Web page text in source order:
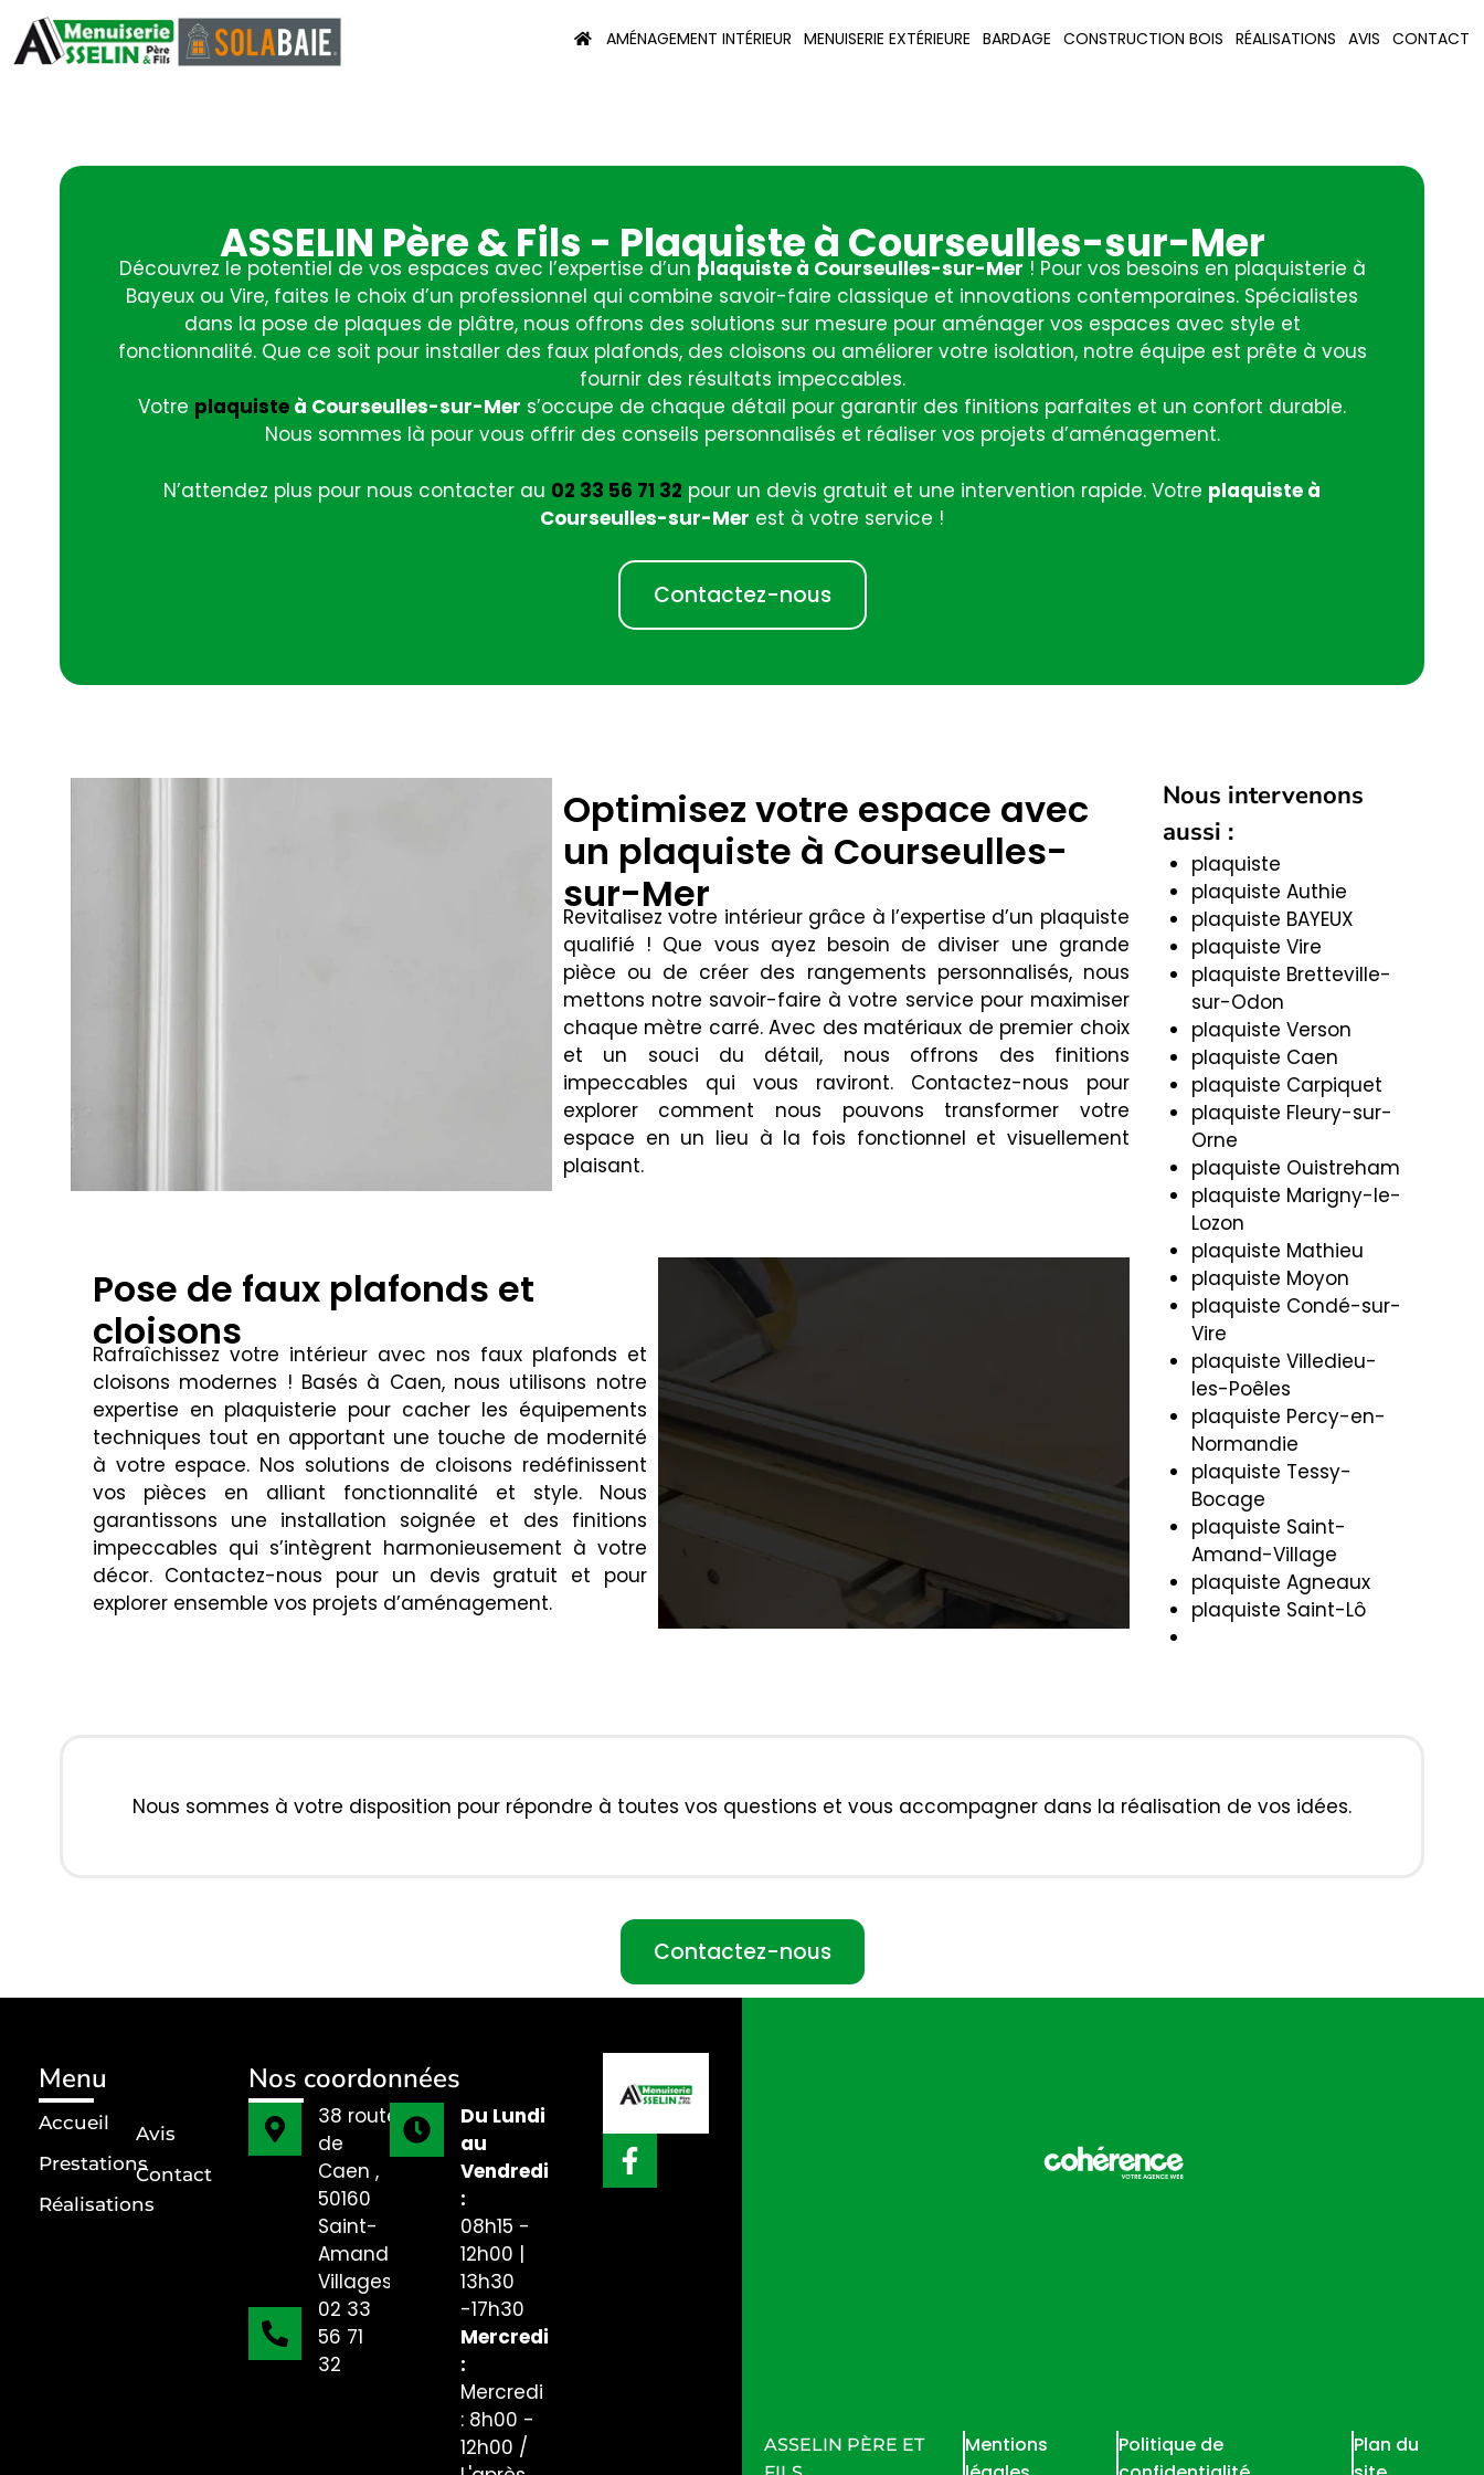
AMÉNAGEMENT INTÉRIEUR MENUISERIE EXTÉRIEURE BARDAGE CONSTRUCTION BOIS RÉALISATIONS AVIS CONTACT
ASSELIN Père & Fils - Plaquiste à Courseulles-sur-Mer
Découvrez le potentiel de vos espaces avec l’expertise d’un plaquiste à Courseulles-sur-Mer ! Pour vos besoins en plaquisterie à
Bayeux ou Vire, faites le choix d’un professionnel qui combine savoir-faire classique et innovations contemporaines. Spécialistes
dans la pose de plaques de plâtre, nous offrons des solutions sur mesure pour aménager vos espaces avec style et
fonctionnalité. Que ce soit pour installer des faux plafonds, des cloisons ou améliorer votre isolation, notre équipe est prête à vous
fournir des résultats impeccables.
Votre plaquiste à Courseulles-sur-Mer s’occupe de chaque détail pour garantir des finitions parfaites et un confort durable.
Nous sommes là pour vous offrir des conseils personnalisés et réaliser vos projets d’aménagement.
N’attendez plus pour nous contacter au 02 33 56 71 32 pour un devis gratuit et une intervention rapide. Votre plaquiste à
Courseulles-sur-Mer est à votre service !
Contactez-nous
Optimisez votre espace avec
un plaquiste à Courseulles-
sur-Mer
Revitalisez votre intérieur grâce à l’expertise d’un plaquiste
qualifié ! Que vous ayez besoin de diviser une grande
pièce ou de créer des rangements personnalisés, nous
mettons notre savoir-faire à votre service pour maximiser
chaque mètre carré. Avec des matériaux de premier choix
et un souci du détail, nous offrons des finitions
impeccables qui vous raviront. Contactez-nous pour
explorer comment nous pouvons transformer votre
espace en un lieu à la fois fonctionnel et visuellement
plaisant.
Pose de faux plafonds et
cloisons
Rafraîchissez votre intérieur avec nos faux plafonds et
cloisons modernes ! Basés à Caen, nous utilisons notre
expertise en plaquisterie pour cacher les équipements
techniques tout en apportant une touche de modernité
à votre espace. Nos solutions de cloisons redéfinissent
vos pièces en alliant fonctionnalité et style. Nous
garantissons une installation soignée et des finitions
impeccables qui s’intègrent harmonieusement à votre
décor. Contactez-nous pour un devis gratuit et pour
explorer ensemble vos projets d’aménagement.
Nous intervenons
aussi :
plaquiste
plaquiste Authie
plaquiste BAYEUX
plaquiste Vire
plaquiste Bretteville-
sur-Odon
plaquiste Verson
plaquiste Caen
plaquiste Carpiquet
plaquiste Fleury-sur-
Orne
plaquiste Ouistreham
plaquiste Marigny-le-
Lozon
plaquiste Mathieu
plaquiste Moyon
plaquiste Condé-sur-
Vire
plaquiste Villedieu-
les-Poêles
plaquiste Percy-en-
Normandie
plaquiste Tessy-
Bocage
plaquiste Saint-
Amand-Village
plaquiste Agneaux
plaquiste Saint-Lô
Nous sommes à votre disposition pour répondre à toutes vos questions et vous accompagner dans la réalisation de vos idées.
Contactez-nous
Menu
Accueil
Prestations
Réalisations
Avis
Contact
Nos coordonnées
38 route
de
Caen ,
50160
Saint-
Amand-
Villages
02 33
56 71
32
Du Lundi
au
Vendredi
:
08h15 -
12h00 |
13h30
-17h30
Mercredi
:
Mercredi
: 8h00 -
12h00 /
ASSELIN PÈRE ET
Mentions
Politique de
Plan du